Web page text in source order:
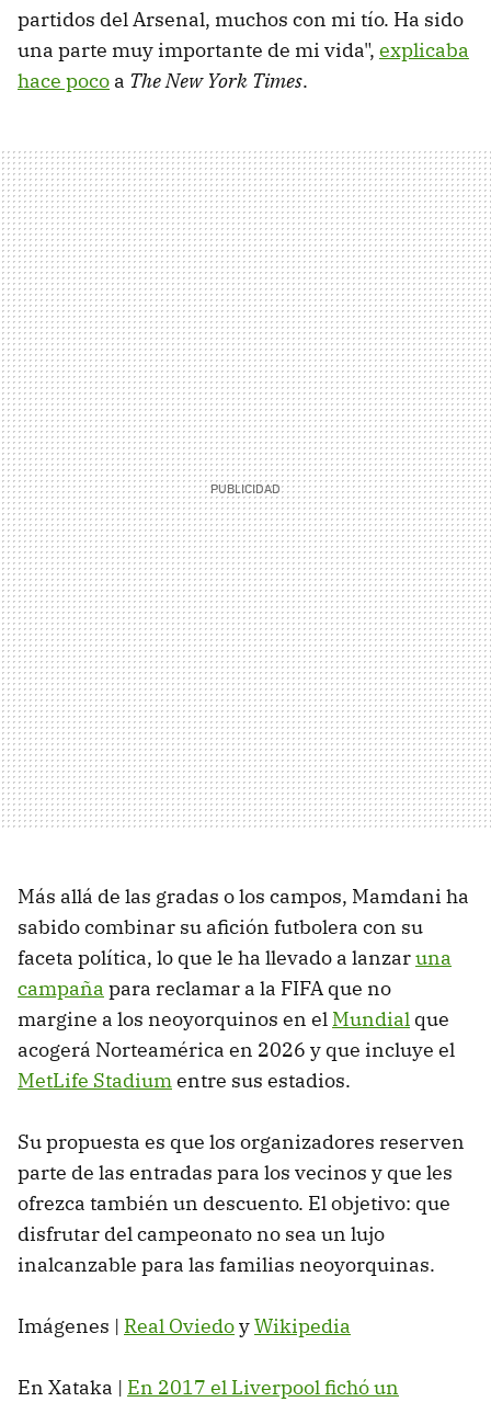
partidos del Arsenal, muchos con mi tío. Ha sido
una parte muy importante de mi vida", explicaba
hace poco a The New York Times.
Más allá de las gradas o los campos, Mamdani ha
sabido combinar su afición futbolera con su
faceta política, lo que le ha llevado a lanzaruna
campaña para reclamar a la FIFA que no
margine a los neoyorquinos en el Mundial que
acogerá Norteamérica en 2026 y que incluye el
MetLife Stadiumentre sus estadios.
Su propuesta es que los organizadores reserven
parte de las entradas para los vecinos y que les
ofrezca también un descuento. El objetivo: que
disfrutar del campeonato no sea un lujo
inalcanzable para las familias neoyorquinas.
Imágenes | Real OviedoyWikipedia
En Xataka | En 2017 el Liverpool fichó un